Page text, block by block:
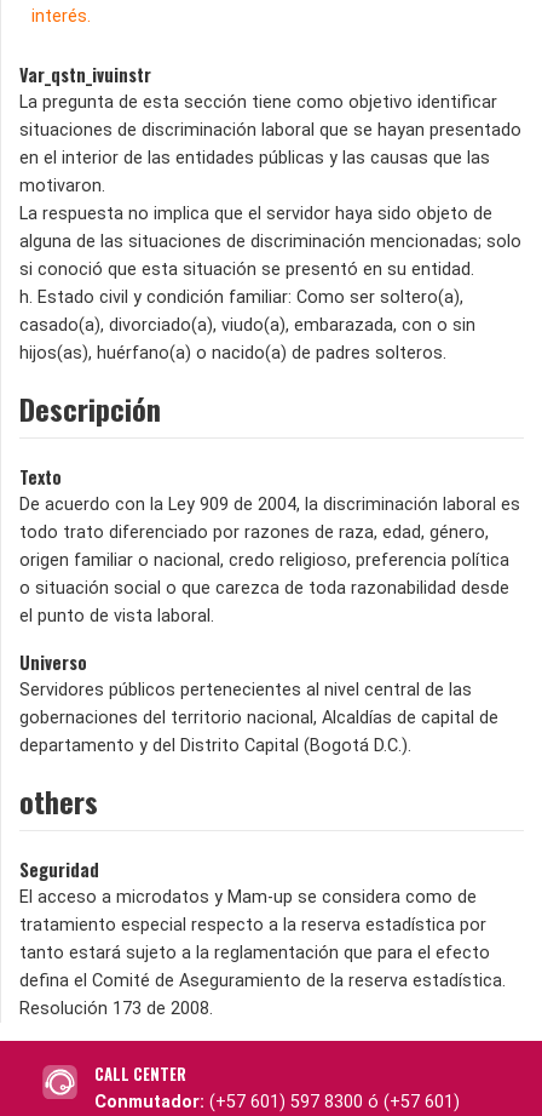
interés.
Var_qstn_ivuinstr
La pregunta de esta sección tiene como objetivo identificar
situaciones de discriminación laboral que se hayan presentado
en el interior de las entidades públicas y las causas que las
motivaron.
La respuesta no implica que el servidor haya sido objeto de
alguna de las situaciones de discrimina­ción mencionadas; solo
si conoció que esta situa­ción se presentó en su entidad.
h. Estado civil y condición familiar: Como ser soltero(a),
casado(a), divorciado(a), viudo(a), embarazada, con o sin
hijos(as), huérfano(a) o nacido(a) de padres solteros.
Descripción
Texto
De acuerdo con la Ley 909 de 2004, la discriminación laboral es
todo trato diferenciado por razones de raza, edad, género,
origen familiar o nacional, credo religioso, preferencia política
o situación social o que carezca de toda razonabilidad desde
el punto de vista laboral.
Universo
Servidores públicos pertenecientes al nivel central de las
gobernaciones del territorio nacional, Alcaldías de capital de
departamento y del Distrito Capital (Bogotá D.C.).
others
Seguridad
El acceso a microdatos y Mam-up se considera como de
tratamiento especial respecto a la reserva estadística por
tanto estará sujeto a la reglamentación que para el efecto
defina el Comité de Aseguramiento de la reserva estadística.
Resolución 173 de 2008.
CALL CENTER
Conmutador: (+57 601) 597 8300 ó (+57 601)